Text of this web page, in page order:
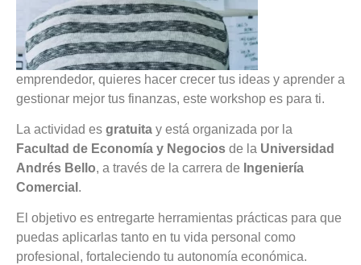
emprendedor, quieres hacer crecer tus ideas y aprender a
gestionar mejor tus finanzas, este workshop es para ti.
La actividad es gratuita y está organizada por la
Facultad de Economía y Negocios de la Universidad
Andrés Bello, a través de la carrera de Ingeniería
Comercial .
El objetivo es entregarte herramientas prácticas para que
puedas aplicarlas tanto en tu vida personal como
profesional, fortaleciendo tu autonomía económica.